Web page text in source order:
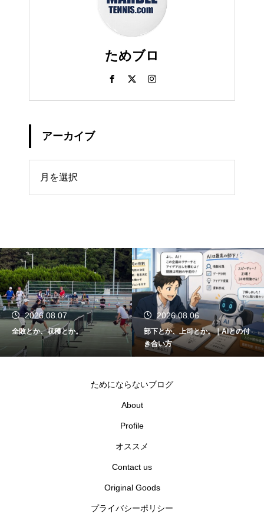
ためブロ
アーカイブ
2026.08.07
全敗とか、収穫とか。
2026.08.06
部下とか、上司とか。｜AIとの付
き合い方
ためにならないブログ
About
Profile
オススメ
Contact us
Original Goods
プライバシーポリシー